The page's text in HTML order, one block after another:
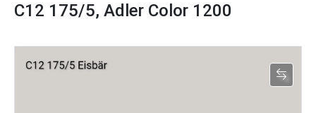
C12 175/5, Adler Color 1200